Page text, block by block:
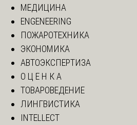
МЕДИЦИНА
ENGENEERING
ПОЖАРОТЕХНИКА
ЭКОНОМИКА
АВТОЭКСПЕРТИЗА
О Ц Е Н К А
ТОВАРОВЕДЕНИЕ
ЛИНГВИСТИКА
INTELLECT